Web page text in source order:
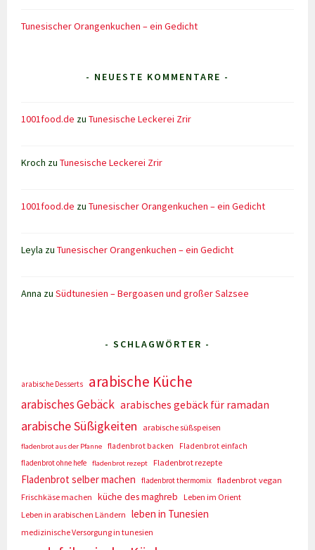
Tunesischer Orangenkuchen – ein Gedicht
- NEUESTE KOMMENTARE -
1001food.de zuTunesische Leckerei Zrir
Kroch zuTunesische Leckerei Zrir
1001food.de zuTunesischer Orangenkuchen – ein Gedicht
Leyla zuTunesischer Orangenkuchen – ein Gedicht
Anna zuSüdtunesien – Bergoasen und großer Salzsee
- SCHLAGWÖRTER -
arabische Desserts arabische Küche
arabisches Gebäck arabisches gebäck für ramadan
arabische Süßigkeiten arabische süßspeisen
fladenbrot aus der Pfanne fladenbrot backen
Fladenbrot einfach
fladenbrot ohne hefe
fladenbrot rezept Fladenbrot rezepte
Fladenbrot selber machen fladenbrot thermomix fladenbrot vegan
Frischkäse machen
küche des maghreb
Leben im Orient
Leben in arabischen Ländern
leben in Tunesien
medizinische Versorgung in tunesien